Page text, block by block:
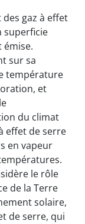
gaz à effet
superficie
émise.
sur sa
température
et
du climat
effet de serre
en vapeur
le rôle
de la Terre
solaire,
de serre, qui